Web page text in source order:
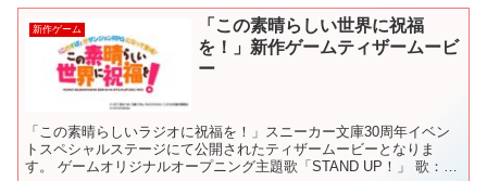
新作ゲーム
「この素晴らしい世界に祝福
を！」新作ゲームティザームービ
ー
「この素晴らしいラジオに祝福を！」スニーカー文庫30周年イベン
トスペシャルステージにて公開されたティザームービーとなりま
す。 ゲームオリジナルオープニング主題歌「STAND UP！」 歌：